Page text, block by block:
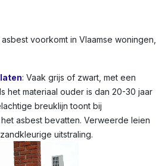
voorkomt in Vlaamse woningen,
: Vaak grijs of zwart, met een
het materiaal ouder is dan 20-30 jaar
breuklijn toont bij
asbest bevatten. Verweerde leien
uitstraling.